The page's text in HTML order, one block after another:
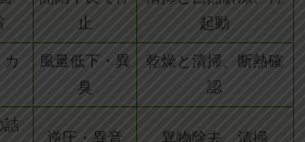
止
起動
カ
風量低下・異
臭
乾燥と清掃、断熱確
認
詰
逆圧・異音 異物除去、清掃